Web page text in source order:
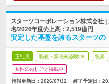
スターツコーポレーション株式会社
名/2026年度売上高：2,519億円
安定した基盤を誇るスターツ
正社員 職種・業種未経験OK 急募
女性のおしごと掲載中
情報更新日：2026/07/22 終了予定日：